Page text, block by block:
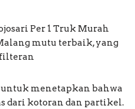
Per 1 Truk Murah
mutu terbaik, yang
menetapkan bahwa
dari kotoran dan partikel.